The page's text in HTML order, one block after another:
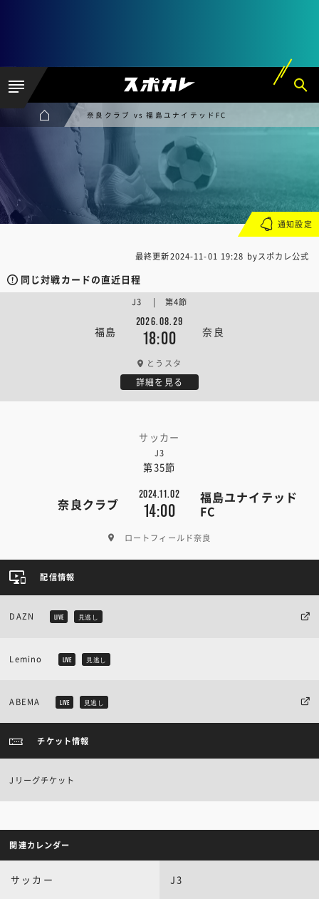
奈良クラブ vs 福島ユナイテッドFC
最終更新2024-11-01 19:28 byスポカレ公式
同じ対戦カードの直近日程
福島
2026.08.29
18:00 奈良
J3 | 第4節
とうスタ
詳細を見る
サッカー
J3
第35節
奈良クラブ
2024.11.02
14:00
福島ユナイテッド
FC
ロートフィールド奈良
通知設定
配信情報
DAZN LIVE 見逃し
Lemino LIVE 見逃し
ABEMA LIVE 見逃し
チケット情報
Jリーグチケット
関連カレンダー
サッカー J3